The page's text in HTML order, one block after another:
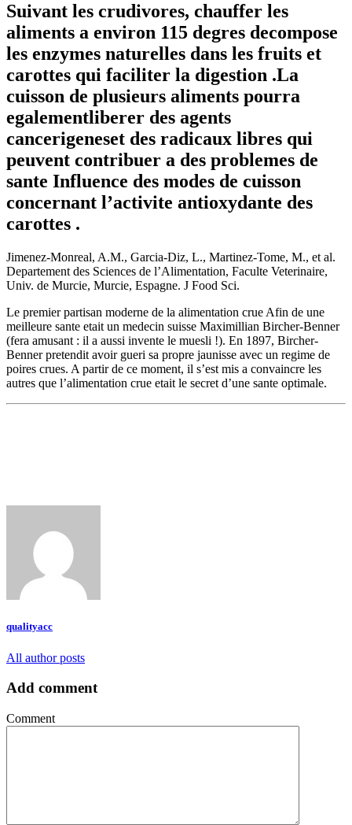
Suivant les crudivores, chauffer les
aliments a environ 115 degres decompose
les enzymes naturelles dans les fruits et
carottes qui faciliter la digestion .La
cuisson de plusieurs aliments pourra
egalementliberer des agents
cancerigeneset des radicaux libres qui
peuvent contribuer a des problemes de
sante Influence des modes de cuisson
concernant l’activite antioxydante des
carottes .
Jimenez-Monreal, A.M., Garcia-Diz, L., Martinez-Tome, M., et al.
Departement des Sciences de l’Alimentation, Faculte Veterinaire,
Univ. de Murcie, Murcie, Espagne. J Food Sci.
Le premier partisan moderne de la alimentation crue Afin de une
meilleure sante etait un medecin suisse Maximillian Bircher-Benner
(fera amusant : il a aussi invente le muesli !). En 1897, Bircher-
Benner pretendit avoir gueri sa propre jaunisse avec un regime de
poires crues. A partir de ce moment, il s’est mis a convaincre les
autres que l’alimentation crue etait le secret d’une sante optimale.
qualityacc
All author posts
Add comment
Comment